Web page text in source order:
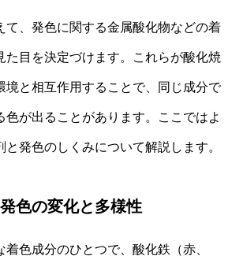
て、発色に関する金属酸化物などの着
た目を決定づけます。これらが酸化焼
境と相互作用することで、同じ成分で
色が出ることがあります。ここではよ
と発色のしくみについて解説します。
色の変化と多様性
色成分のひとつで、酸化鉄（赤、